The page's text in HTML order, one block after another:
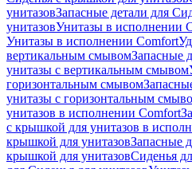
унитазовЗапасные детали для
унитазовУнитазы в исполнении
Унитазы в исполнении Comfort
вертикальным смывомЗапасные
унитазы с вертикальным смывом
горизонтальным смывом
унитазы с горизонтальным
унитазов в исполнении Comfort
с крышкой для унитазов в
крышкой для унитазовЗапасные
крышкой для унитазовСиденья